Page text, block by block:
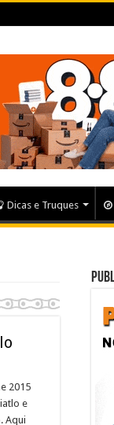
Dicas e Truques
2015
e
Aqui